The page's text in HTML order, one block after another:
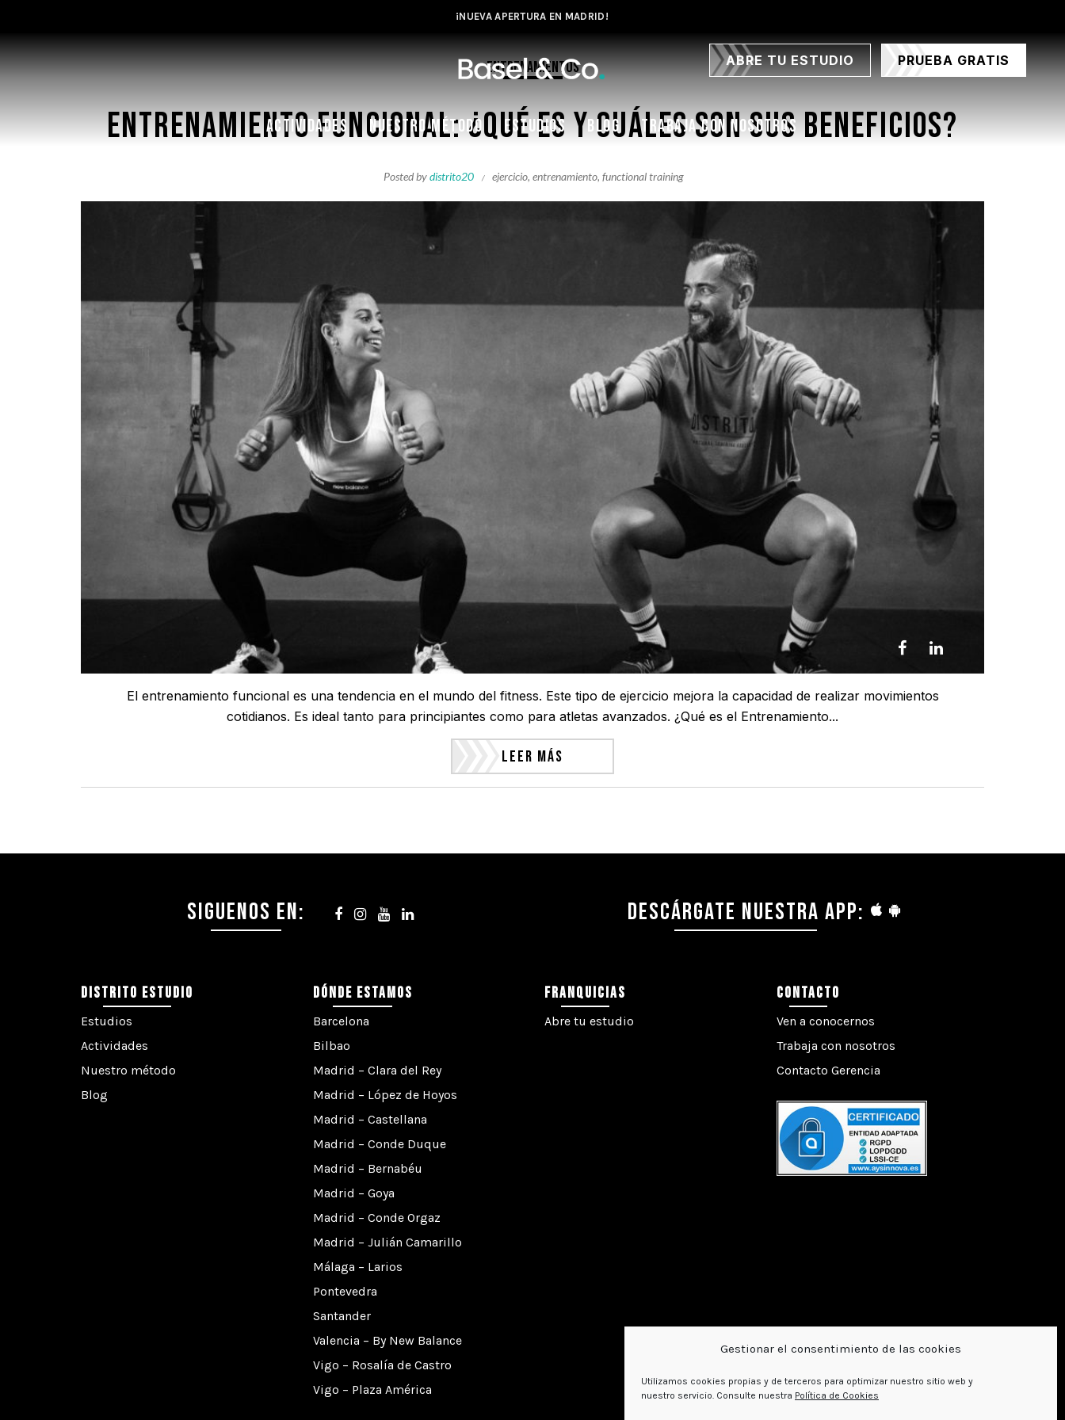
Gestionar el consentimiento de las cookies
Utilizamos cookies propias y de terceros para optimizar nuestro sitio web y
nuestro servicio. Consulte nuestra Política de Cookies
¡NUEVA APERTURA EN MADRID!
ABRE TU ESTUDIO PRUEBA GRATIS
ACTIVIDADES NUESTRO MÉTODO ESTUDIOS BLOG TRABAJA CON NOSOTROS
Entrenamientos
Entrenamiento Funcional: ¿qué es y cuáles son sus beneficios?
Posted bydistrito20 ejercicio, entrenamiento, functional training
El entrenamiento funcional es una tendencia en el mundo del fitness. Este tipo de ejercicio mejora la capacidad de realizar movimientos
cotidianos. Es ideal tanto para principiantes como para atletas avanzados. ¿Qué es el Entrenamiento...
Leer Más
SIGUENOS EN: DESCÁRGATE NUESTRA APP:
DISTRITO ESTUDIO
Estudios
Actividades
Nuestro método
Blog
DÓNDE ESTAMOS
Barcelona
Bilbao
Madrid – Clara del Rey
Madrid – López de Hoyos
Madrid – Castellana
Madrid – Conde Duque
Madrid – Bernabéu
Madrid – Goya
Madrid – Conde Orgaz
Madrid – Julián Camarillo
Málaga – Larios
Pontevedra
Santander
Valencia – By New Balance
Vigo – Rosalía de Castro
Vigo – Plaza América
FRANQUICIAS
Abre tu estudio
CONTACTO
Ven a conocernos
Trabaja con nosotros
Contacto Gerencia